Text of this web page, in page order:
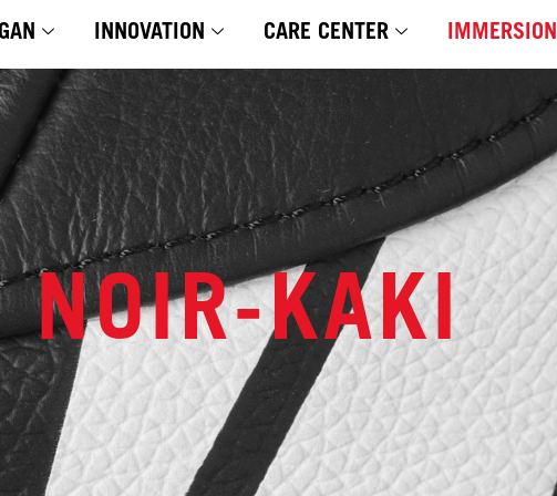
INNOVATION CARE CENTER IMMERSION
NOIR-KAKI